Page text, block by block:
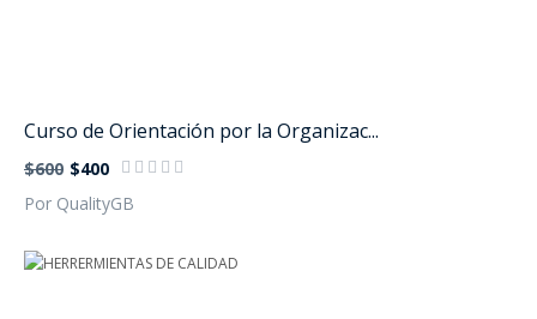
Curso de Orientación por la Organizac...
$600 $400
Por QualityGB